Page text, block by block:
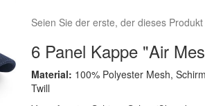
Seien Sie der erste, der dieses
6 Panel Kappe "Air
Material: 100% Polyester Mesh,
Twill